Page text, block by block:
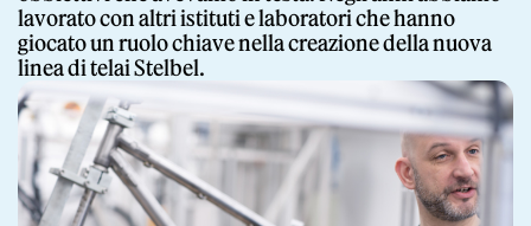
Stelbel un marchio registrato di Cicli Corsa S.r.l.
Partita IVA IT02445060185
lavorato con altri istituti e laboratori che hanno
giocato un ruolo chiave nella creazione della nuova
linea di telai Stelbel.